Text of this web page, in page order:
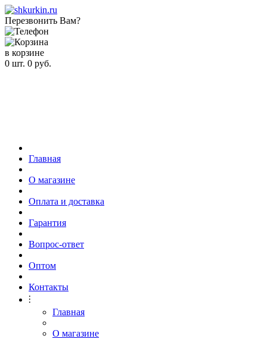
Перезвонить Вам?
в корзине
0 шт. 0 руб.
Главная
О магазине
Оплата и доставка
Гарантия
Вопрос-ответ
Оптом
Контакты
⫶
Главная
О магазине